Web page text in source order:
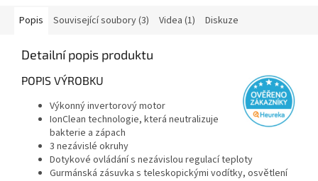
Popis Související soubory (3) Videa (1) Diskuze
Detailní popis produktu
POPIS VÝROBKU
Výkonný invertorový motor
IonClean technologie, která neutralizuje
bakterie a zápach
3 nezávislé okruhy
Dotykové ovládání s nezávislou regulací teploty
Gurmánská zásuvka s teleskopickými vodítky, osvětlení